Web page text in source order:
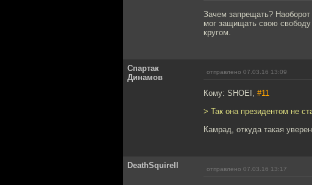
Зачем запрещать?
мог защищать свою свободу
кругом.
Спартак
Динамов
отправлено 07.03.16 13:09
Кому: SHOEI, #11
> Так она президентом не
Камрад, откуда такая
DeathSquirell отправлено 07.03.16 13:17